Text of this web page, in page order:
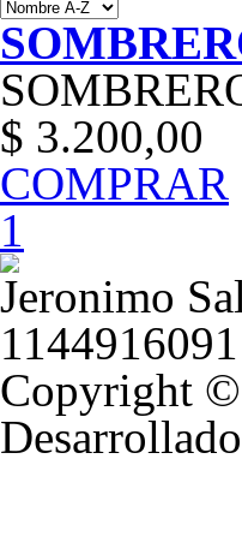
$ 3.200,00
COMPRAR
1
Jeronimo
Copyright ©